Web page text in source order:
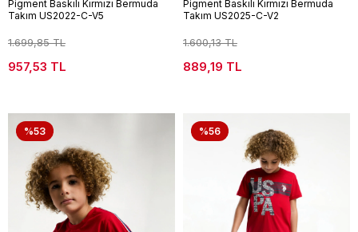
Pigment Baskılı Kırmızı Bermuda
Takım US2022-C-V5
1.699,85 TL
957,53 TL
Pigment Baskılı Kırmızı Bermuda
Takım US2025-C-V2
1.600,13 TL
889,19 TL
%53 %56